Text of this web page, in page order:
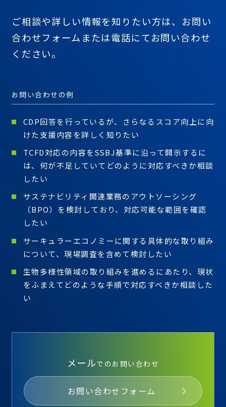
ご相談や詳しい情報を知りたい方は、 お問い
合わせフォームまたは電話にてお問い合わせ
ください。
お問い合わせの例
CDP回答を行っているが、さらなるスコア向上に向
けた支援内容を詳しく知りたい
TCFD対応の内容をSSBJ基準に沿って開示するに
は、何が不足していてどのように対応すべきか相談
したい
サステナビリティ関連業務のアウトソーシング
（BPO）を検討しており、対応可能な範囲を確認
したい
サーキュラーエコノミーに関する具体的な取り組み
について、現場調査を含めて検討したい
生物多様性領域の取り組みを進めるにあたり、現状
をふまえてどのような手順で対応すべきか相談した
い
メールでのお問い合わせ
お問い合わせフォーム